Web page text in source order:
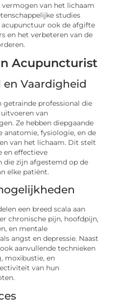
van het lichaam
studies
ook de afgifte
en het verbeteren van de
Acupuncturist
Vaardigheid
getrainde professional die
van
Ze hebben diepgaande
anatomie, fysiologie, en de
van het lichaam. Dit stelt
en effectieve
die zijn afgestemd op de
elke patiënt.
een breed scala aan
chronische pijn, hoofdpijn,
en mentale
angst en depressie. Naast
aanvullende technieken
moxibustie, en
van hun